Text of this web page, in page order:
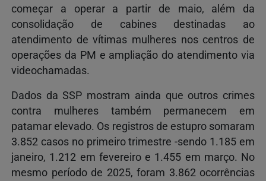
começar a operar a partir de maio, além da
consolidação de cabines destinadas ao
atendimento de vítimas mulheres nos centros de
operações da PM e ampliação do atendimento via
videochamadas.
Dados da SSP mostram ainda que outros crimes
contra mulheres também permanecem em
patamar elevado. Os registros de estupro somaram
3.852 casos no primeiro trimestre -sendo 1.185 em
janeiro, 1.212 em fevereiro e 1.455 em março. No
mesmo período de 2025, foram 3.862 ocorrências